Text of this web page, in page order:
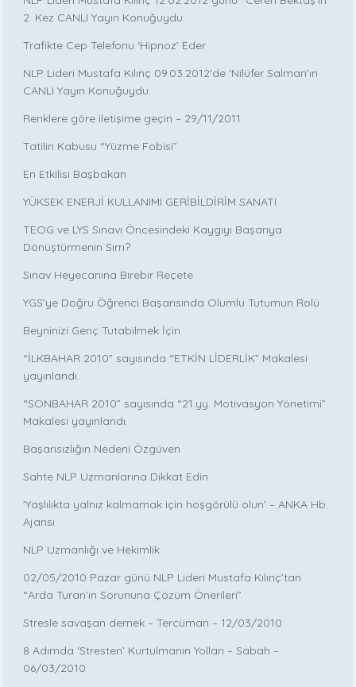
2. Kez CANLI Yayın Konuğuydu.
Trafikte Cep Telefonu ‘Hipnoz’ Eder
NLP Lideri Mustafa Kılınç 09.03.2012'de ‘Nilüfer Salman’ın
CANLI Yayın Konuğuydu.
Renklere göre iletişime geçin – 29/11/2011
Tatilin Kabusu “Yüzme Fobisi”
En Etkilisi Başbakan
YÜKSEK ENERJİ KULLANIMI GERİBİLDİRİM SANATI
TEOG ve LYS Sınavı Öncesindeki Kaygıyı Başarıya
Dönüştürmenin Sırrı?
Sınav Heyecanına Birebir Reçete
YGS’ye Doğru Öğrenci Başarısında Olumlu Tutumun Rolü
Beyninizi Genç Tutabilmek İçin
“İLKBAHAR 2010” sayısında “ETKİN LİDERLİK” Makalesi
yayınlandı.
“SONBAHAR 2010” sayısında “21.yy. Motivasyon Yönetimi”
Makalesi yayınlandı.
Başarısızlığın Nedeni Özgüven
Sahte NLP Uzmanlarına Dikkat Edin
'Yaşlılıkta yalnız kalmamak için hoşgörülü olun' – ANKA Hb.
Ajansı
NLP Uzmanlığı ve Hekimlik
02/05/2010 Pazar günü NLP Lideri Mustafa Kılınç’tan
“Arda Turan’ın Sorununa Çözüm Önerileri”
Stresle savaşan dernek – Tercüman – 12/03/2010
8 Adımda ‘Stresten’ Kurtulmanın Yolları – Sabah –
06/03/2010